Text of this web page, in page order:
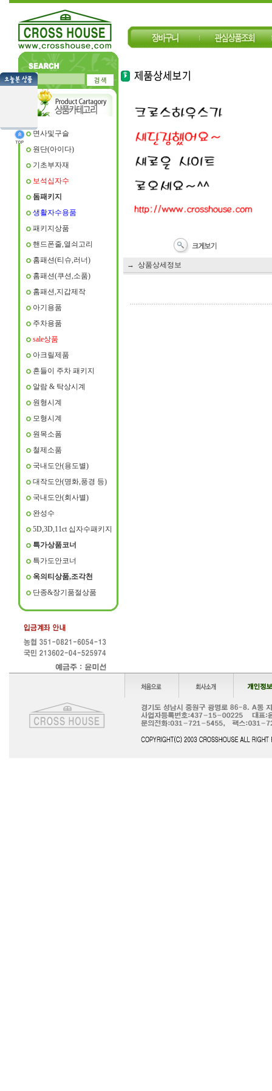
면사및구슬
원단(아이다)
기초부자재
보석십자수
돔패키지
생활자수용품
패키지상품
핸드폰줄,열쇠고리
홈패션(티슈,러너)
홈패션(쿠션,소품)
홈패션,지갑제작
아기용품
주차용품
sale상품
아크릴제품
흔들이 주차 패키지
알람 & 탁상시계
원형시계
모형시계
원목소폼
철제소품
국내도안(용도별)
대작도안(명화,풍경 등)
국내도안(회사별)
완성수
5D,3D,11ct 십자수패키지
특가상품코너
특가도안코너
옥의티상품,조각천
단종&장기품절상품
→ 상품상세정보